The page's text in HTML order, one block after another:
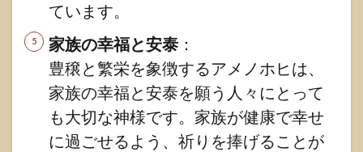
ています。
家族の幸福と安泰：
豊穣と繁栄を象徴するアメノホヒは、
家族の幸福と安泰を願う人々にとって
も大切な神様です。家族が健康で幸せ
に過ごせるよう、祈りを捧げることが